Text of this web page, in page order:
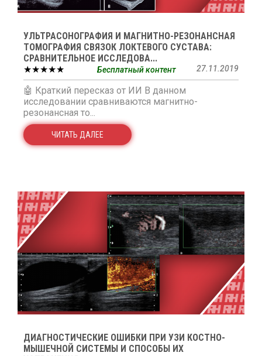
УЛЬТРАСОНОГРАФИЯ И МАГНИТНО-РЕЗОНАНСНАЯ
ТОМОГРАФИЯ СВЯЗОК ЛОКТЕВОГО СУСТАВА:
СРАВНИТЕЛЬНОЕ ИССЛЕДОВА...
★★★★★
27.11.2019
Бесплатный контент
🤖 Краткий пересказ от ИИ В данном
исследовании сравниваются магнитно-
резонансная то...
ЧИТАТЬ ДАЛЕЕ
ДИАГНОСТИЧЕСКИЕ ОШИБКИ ПРИ УЗИ КОСТНО-
МЫШЕЧНОЙ СИСТЕМЫ И СПОСОБЫ ИХ